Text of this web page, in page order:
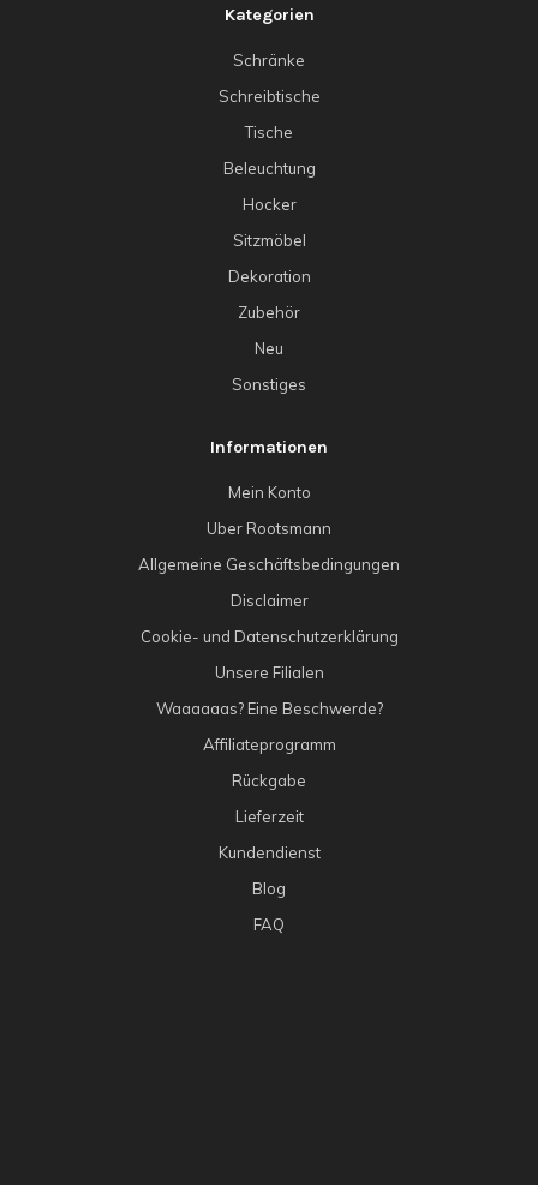
Kategorien
Schränke
Schreibtische
Tische
Beleuchtung
Hocker
Sitzmöbel
Dekoration
Zubehör
Neu
Sonstiges
Informationen
Mein Konto
Uber Rootsmann
Allgemeine Geschäftsbedingungen
Disclaimer
Cookie- und Datenschutzerklärung
Unsere Filialen
Waaaaaas? Eine Beschwerde?
Affiliateprogramm
Rückgabe
Lieferzeit
Kundendienst
Blog
FAQ